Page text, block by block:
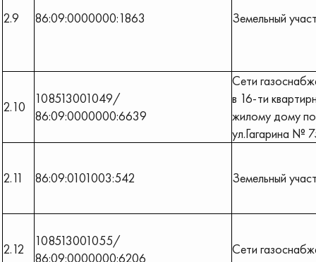
2.9 86:09:0000000:1863 Земельный
2.10
108513001049/
86:09:0000000:6639
Сети
в 16-ти
жилому дому по
ул.Гагарина №
2.11 86:09:0101003:542 Земельный
2.12
108513001055/
86:09:0000000:6206
Сети